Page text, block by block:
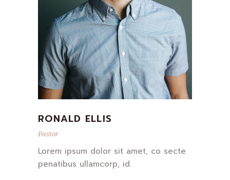
RONALD ELLIS
Pastor
Lorem ipsum dolor sit amet, co secte
penatibus ullamcorp, id.